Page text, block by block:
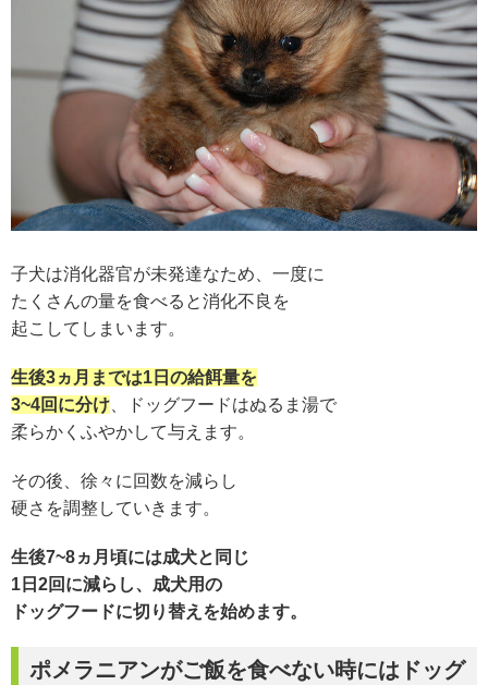
子犬は消化器官が未発達なため、一度に
たくさんの量を食べると消化不良を
起こしてしまいます。
生後3ヵ月までは1日の給餌量を
3~4回に分け 、ドッグフードはぬるま湯で
柔らかくふやかして与えます。
その後、徐々に回数を減らし
硬さを調整していきます。
生後7~8ヵ月頃には成犬と同じ
1日2回に減らし、成犬用の
ドッグフードに切り替えを始めます。
ポメラニアンがご飯を食べない時にはドッグ